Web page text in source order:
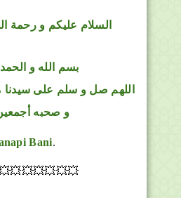
السلام عليكم و رحمة
بسم الله و الحمد
اللهم صل و سلم على سيدنا
و صحبه
Bani.